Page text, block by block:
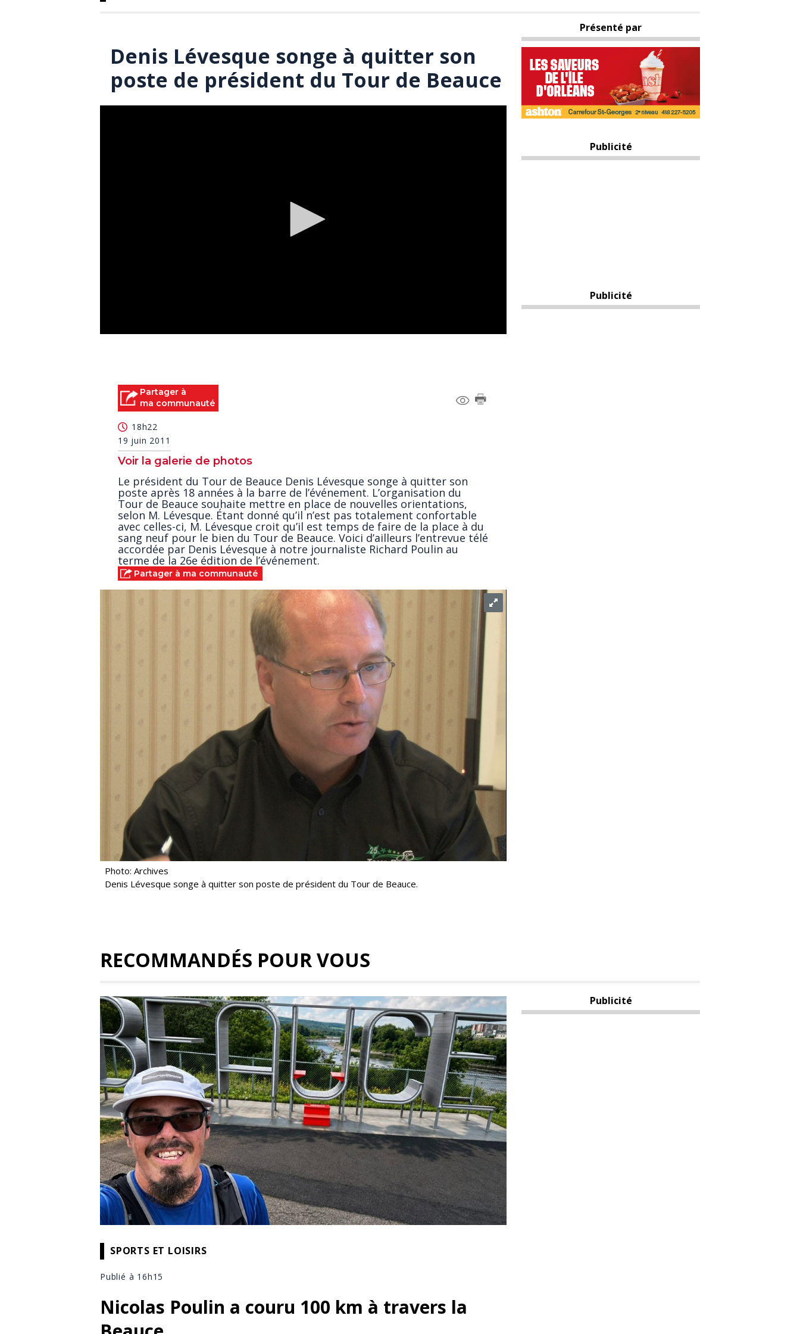
Denis Lévesque songe à quitter son
poste de président du Tour de Beauce
90%
Partager à
ma communauté
18h22
19 juin 2011
Voir la galerie de photos
Le président du Tour de Beauce Denis Lévesque songe à quitter son
poste après 18 années à la barre de l’événement. L’organisation du
Tour de Beauce souhaite mettre en place de nouvelles orientations,
selon M. Lévesque. Étant donné qu’il n’est pas totalement confortable
avec celles-ci, M. Lévesque croit qu’il est temps de faire de la place à du
sang neuf pour le bien du Tour de Beauce. Voici d’ailleurs l’entrevue télé
accordée par Denis Lévesque à notre journaliste Richard Poulin au
terme de la 26e édition de l’événement.
Partager à ma communauté
Photo: Archives
Denis Lévesque songe à quitter son poste de président du Tour de Beauce.
Présenté par
Publicité
Publicité
RECOMMANDÉS POUR VOUS
SPORTS ET LOISIRS
Publié à 16h15
Nicolas Poulin a couru 100 km à travers la
Publicité